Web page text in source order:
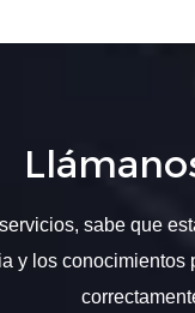
sabe que
y los